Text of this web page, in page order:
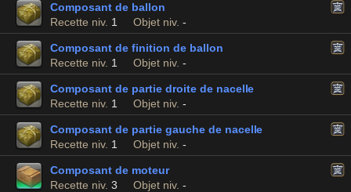
Composant de ballon
Recette niv. 1 Objet niv. -
Composant de finition de ballon
Recette niv. 1 Objet niv. -
Composant de partie droite de nacelle
Recette niv. 1 Objet niv. -
Composant de partie gauche de nacelle
Recette niv. 1 Objet niv. -
Composant de moteur
Recette niv. 3 Objet niv. -